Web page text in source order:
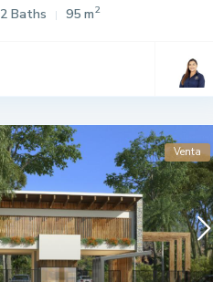
2 Baths 95 m2
Venta